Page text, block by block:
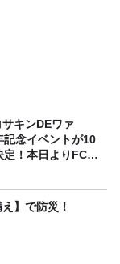
キンDEワァ
記念イベントが10
定！本日よりFC先
】で防災！